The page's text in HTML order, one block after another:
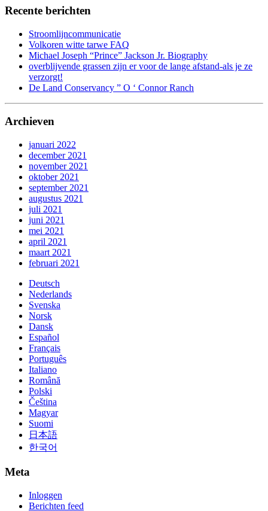
Recente berichten
Stroomlijncommunicatie
Volkoren witte tarwe FAQ
Michael Joseph “Prince” Jackson Jr. Biography
overblijvende grassen zijn er voor de lange afstand-als je ze
verzorgt!
De Land Conservancy ” O ‘ Connor Ranch
Archieven
januari 2022
december 2021
november 2021
oktober 2021
september 2021
augustus 2021
juli 2021
juni 2021
mei 2021
april 2021
maart 2021
februari 2021
Deutsch
Nederlands
Svenska
Norsk
Dansk
Español
Français
Português
Italiano
Română
Polski
Čeština
Magyar
Suomi
日本語
한국어
Meta
Inloggen
Berichten feed